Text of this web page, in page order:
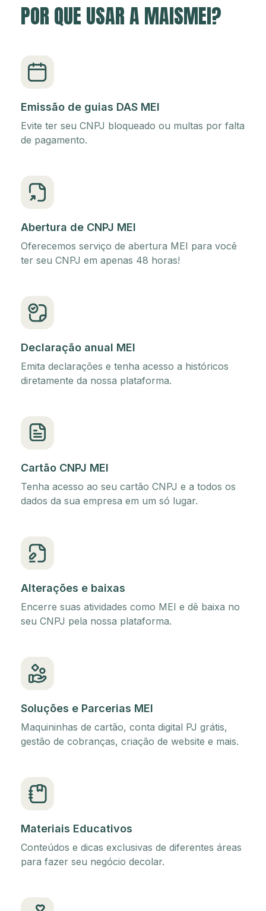
POR QUE USAR A MAISMEI?
Emissão de guias DAS MEI
Evite ter seu CNPJ bloqueado ou multas por falta
de pagamento.
Abertura de CNPJ MEI
Oferecemos serviço de abertura MEI para você
ter seu CNPJ em apenas 48 horas!
Declaração anual MEI
Emita declarações e tenha acesso a históricos
diretamente da nossa plataforma.
Cartão CNPJ MEI
Tenha acesso ao seu cartão CNPJ e a todos os
dados da sua empresa em um só lugar.
Alterações e baixas
Encerre suas atividades como MEI e dê baixa no
seu CNPJ pela nossa plataforma.
Soluções e Parcerias MEI
Maquininhas de cartão, conta digital PJ grátis,
gestão de cobranças, criação de website e mais.
Materiais Educativos
Conteúdos e dicas exclusivas de diferentes áreas
para fazer seu negócio decolar.